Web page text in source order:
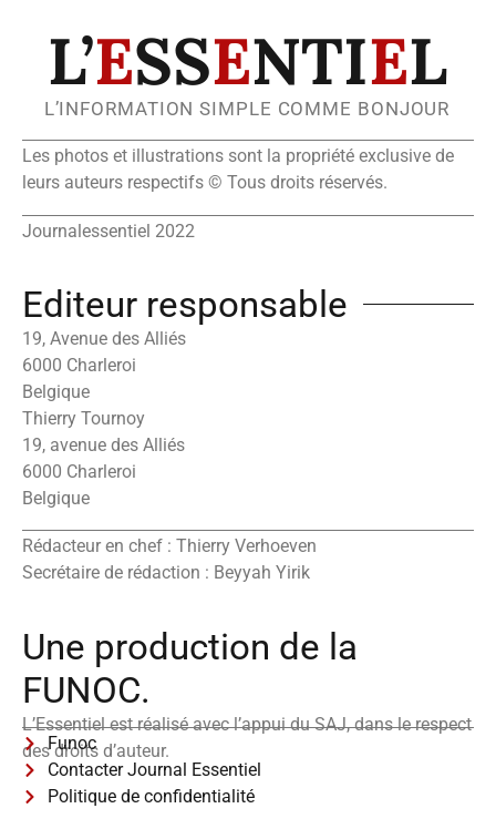
L’ESSENTIEL
L’INFORMATION SIMPLE COMME BONJOUR
Les photos et illustrations sont la propriété exclusive de
leurs auteurs respectifs © Tous droits réservés.
Journalessentiel 2022
Editeur responsable
19, Avenue des Alliés
6000 Charleroi
Belgique
Thierry Tournoy
19, avenue des Alliés
6000 Charleroi
Belgique
Rédacteur en chef : Thierry Verhoeven
Secrétaire de rédaction : Beyyah Yirik
Une production de la
FUNOC.
L’Essentiel est réalisé avec l’appui du SAJ, dans le respect
des droits d’auteur.
Funoc
Contacter Journal Essentiel
Politique de confidentialité